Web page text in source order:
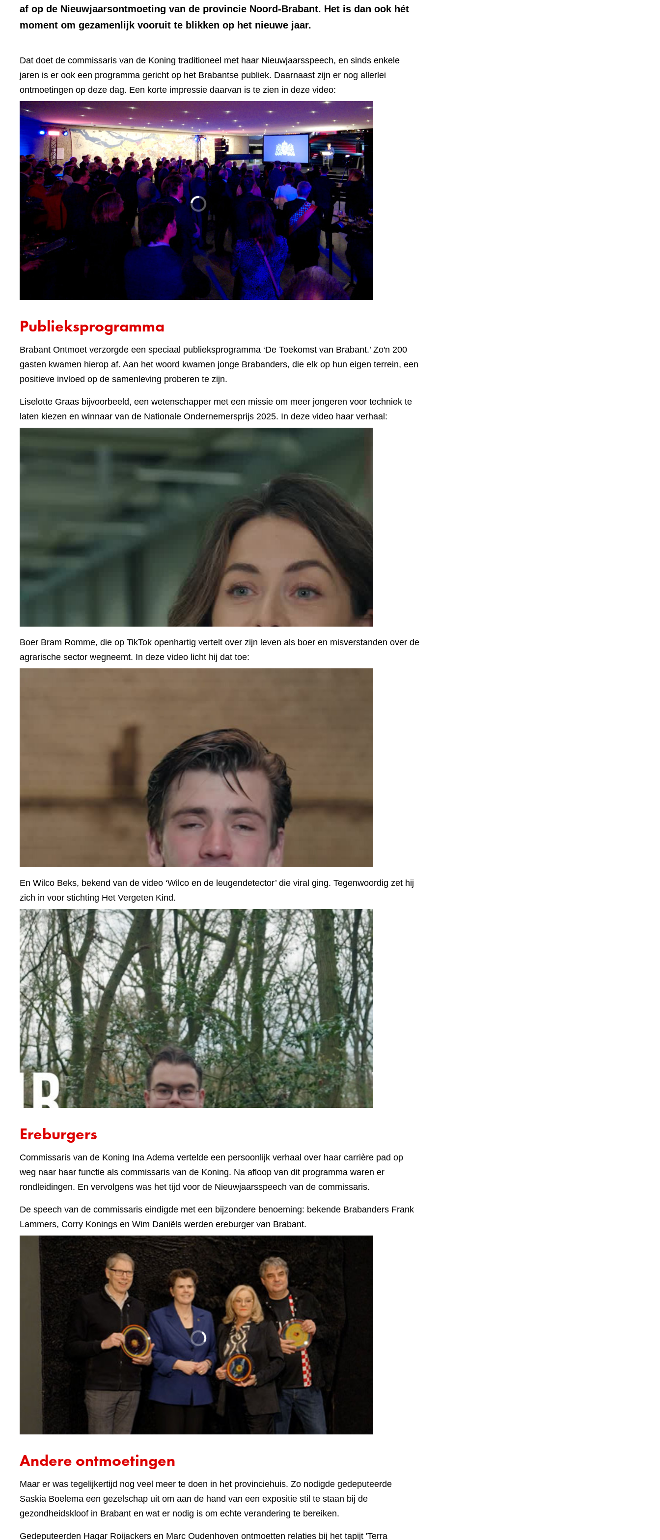
af op de Nieuwjaarsontmoeting van de provincie Noord-Brabant. Het is dan ook hét
moment om gezamenlijk vooruit te blikken op het nieuwe jaar.
Dat doet de commissaris van de Koning traditioneel met haar Nieuwjaarsspeech, en sinds enkele
jaren is er ook een programma gericht op het Brabantse publiek. Daarnaast zijn er nog allerlei
ontmoetingen op deze dag. Een korte impressie daarvan is te zien in deze video:
Publieksprogramma
Brabant Ontmoet verzorgde een speciaal publieksprogramma ‘De Toekomst van Brabant.’ Zo'n 200
gasten kwamen hierop af. Aan het woord kwamen jonge Brabanders, die elk op hun eigen terrein, een
positieve invloed op de samenleving proberen te zijn.
Liselotte Graas bijvoorbeeld, een wetenschapper met een missie om meer jongeren voor techniek te
laten kiezen en winnaar van de Nationale Ondernemersprijs 2025. In deze video haar verhaal:
Boer Bram Romme, die op TikTok openhartig vertelt over zijn leven als boer en misverstanden over de
agrarische sector wegneemt. In deze video licht hij dat toe:
En Wilco Beks, bekend van de video ‘Wilco en de leugendetector’ die viral ging. Tegenwoordig zet hij
zich in voor stichting Het Vergeten Kind.
Ereburgers
Commissaris van de Koning Ina Adema vertelde een persoonlijk verhaal over haar carrière pad op
weg naar haar functie als commissaris van de Koning. Na afloop van dit programma waren er
rondleidingen. En vervolgens was het tijd voor de Nieuwjaarsspeech van de commissaris.
De speech van de commissaris eindigde met een bijzondere benoeming: bekende Brabanders Frank
Lammers, Corry Konings en Wim Daniëls werden ereburger van Brabant.
Andere ontmoetingen
Maar er was tegelijkertijd nog veel meer te doen in het provinciehuis. Zo nodigde gedeputeerde
Saskia Boelema een gezelschap uit om aan de hand van een expositie stil te staan bij de
gezondheidskloof in Brabant en wat er nodig is om echte verandering te bereiken.
Gedeputeerden Hagar Roijackers en Marc Oudenhoven ontmoetten relaties bij het tapijt 'Terra